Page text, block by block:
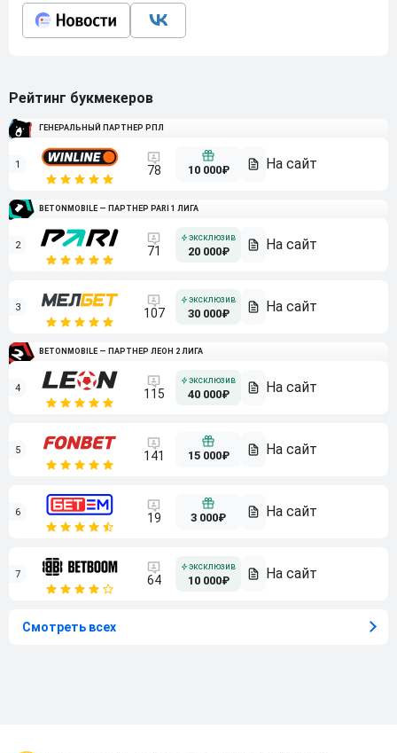
Рейтинг букмекеров
ГЕНЕРАЛЬНЫЙ ПАРТНЕР РПЛ
1 78 10 000₽
BETONMOBILE — ПАРТНЕР PARI 1 ЛИГА
2 71 20 000₽
3 107 30 000₽
BETONMOBILE — ПАРТНЕР ЛЕОН 2 ЛИГА
4 115 40 000₽
5 141 15 000₽
6 19 3 000₽
7 64 10 000₽
Смотреть всех